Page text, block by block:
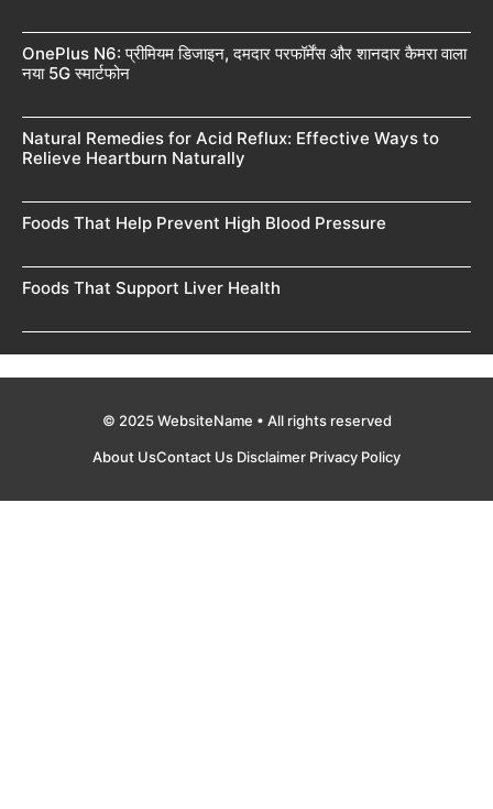
OnePlus N6: प्रीमियम डिजाइन, दमदार परफॉर्मेंस और शानदार कैमरा वाला
नया 5G स्मार्टफोन
Natural Remedies for Acid Reflux: Effective Ways to
Relieve Heartburn Naturally
Foods That Help Prevent High Blood Pressure
Foods That Support Liver Health
© 2025 WebsiteName • All rights reserved
About UsContact Us Disclaimer Privacy Policy